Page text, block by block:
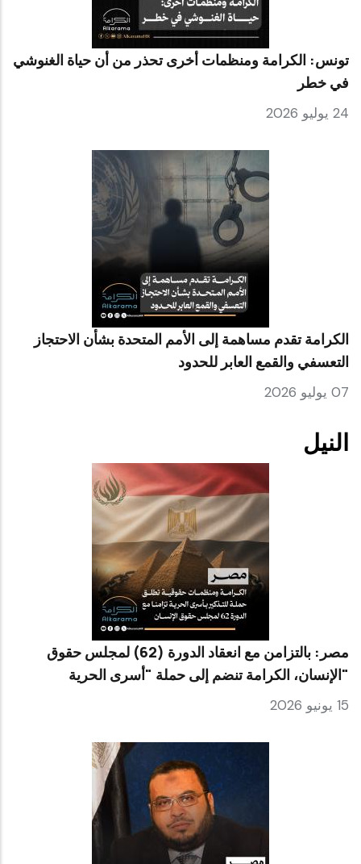
تونس: الكرامة ومنظمات أخرى تحذر من أن حياة الغنوشي
في خطر
24 يوليو 2026
الكرامة تقدم مساهمة إلى الأمم المتحدة بشأن الاحتجاز
التعسفي والقمع العابر للحدود
07 يوليو 2026
النيل
مصر: بالتزامن مع انعقاد الدورة (62) لمجلس حقوق
الإنسان، الكرامة تنضم إلى حملة "أسرى الحرية"
15 يونيو 2026